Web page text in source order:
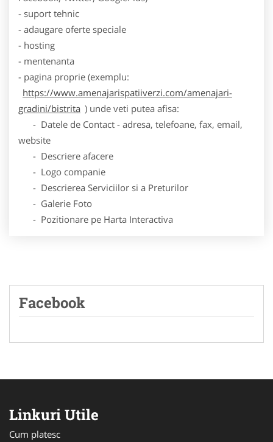
- suport tehnic
- adaugare oferte speciale
- hosting
- mentenanta
- pagina proprie (exemplu:
https://www.amenajarispatiiverzi.com/amenajari-
gradini/bistrita ) unde veti putea afisa:
- Datele de Contact - adresa, telefoane, fax, email,
website
- Descriere afacere
- Logo companie
- Descrierea Serviciilor si a Preturilor
- Galerie Foto
- Pozitionare pe Harta Interactiva
Facebook
Linkuri Utile
Cum platesc